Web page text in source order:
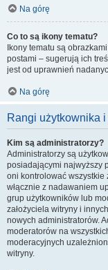
Na górę
Co to są ikony tematu?
Ikony tematu są
postami – sugerują ich
jest od uprawnień
Na górę
Rangi użytkownika
Kim są administratorzy?
Administratorzy są
posiadającymi najwyższy
oni kontrolować
włącznie z nadawaniem
grup użytkowników lub
założyciela witryny i
nowych administratorów.
moderatorów na
moderacyjnych
witryny.